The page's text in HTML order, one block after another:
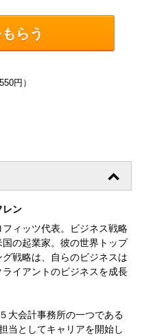
らう
円）
レン
ィッツ代表。ビジネス戦略
の起業家。彼の世界トップ
戦略は、自らのビジネスは
イアントのビジネスを成長
大会計事務所の一つである
当としてキャリアを開始し